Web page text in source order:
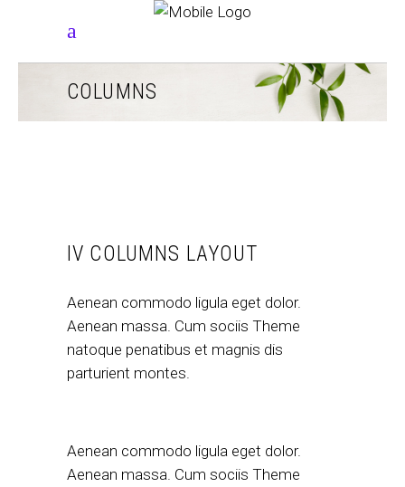
COLUMNS
IV COLUMNS LAYOUT
Aenean commodo ligula eget dolor.
Aenean massa. Cum sociis Theme
natoque penatibus et magnis dis
parturient montes.
Aenean commodo ligula eget dolor.
Aenean massa. Cum sociis Theme